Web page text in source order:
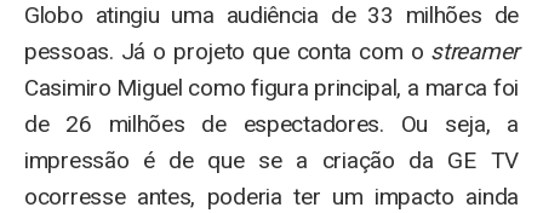
Globo atingiu uma audiência de 33 milhões de
pessoas. Já o projeto que conta com o streamer
Casimiro Miguel como figura principal, a marca foi
de 26 milhões de espectadores. Ou seja, a
impressão é de que se a criação da GE TV
ocorresse antes, poderia ter um impacto ainda